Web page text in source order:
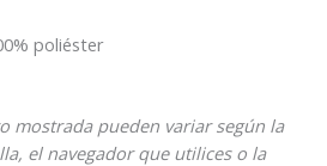
poliéster
mostrada pueden variar según la
el navegador que utilices o la